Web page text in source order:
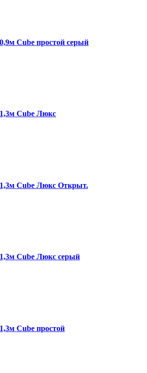
Cube простой серый
Cube Люкс
Cube Люкс Открыт.
Cube Люкс серый
Cube простой